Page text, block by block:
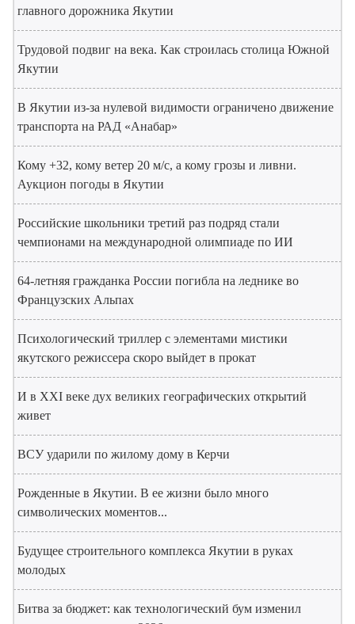
главного дорожника Якутии
Трудовой подвиг на века. Как строилась столица Южной
Якутии
В Якутии из-за нулевой видимости ограничено движение
транспорта на РАД «Анабар»
Кому +32, кому ветер 20 м/с, а кому грозы и ливни.
Аукцион погоды в Якутии
Российские школьники третий раз подряд стали
чемпионами на международной олимпиаде по ИИ
64-летняя гражданка России погибла на леднике во
Французских Альпах
Психологический триллер с элементами мистики
якутского режиссера скоро выйдет в прокат
И в XXI веке дух великих географических открытий
живет
ВСУ ударили по жилому дому в Керчи
Рожденные в Якутии. В ее жизни было много
символических моментов...
Будущее строительного комплекса Якутии в руках
молодых
Битва за бюджет: как технологический бум изменил